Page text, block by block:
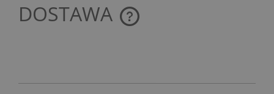
DOSTAWA
CENA NIE ZAWIERA EWENTUALNYCH KOSZTÓW